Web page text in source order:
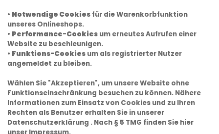
• Notwendige Cookies für die Warenkorbfunktion
unseres Onlineshops.
• Performance-Cookies um erneutes Aufrufen einer
Website zu beschleunigen.
• Funktions-Cookies um als registrierter Nutzer
angemeldet zu bleiben.
Wählen Sie "Akzeptieren", um unsere Website ohne
Funktionseinschränkung besuchen zu können. Nähere
Informationen zum Einsatz von Cookies und zu Ihren
Rechten als Benutzer erhalten Sie in unserer
Datenschutzerklärung . Nach § 5 TMG finden Sie hier
unser Impressum.